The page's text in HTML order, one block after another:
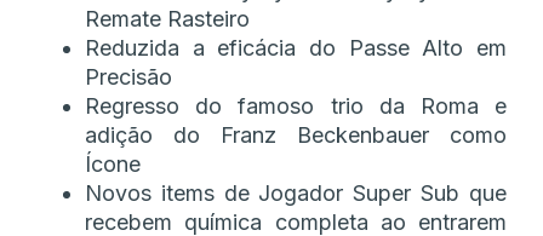
Remate Rasteiro
Reduzida a eficácia do Passe Alto em
Precisão
Regresso do famoso trio da Roma e
adição do Franz Beckenbauer como
Ícone
Novos items de Jogador Super Sub que
recebem química completa ao entrarem